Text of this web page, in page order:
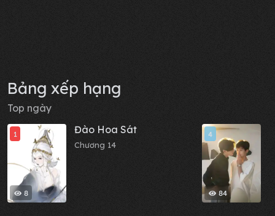
Bảng xếp hạng
Top ngày
8
1 Đào Hoa Sát
Chương 14
84
4